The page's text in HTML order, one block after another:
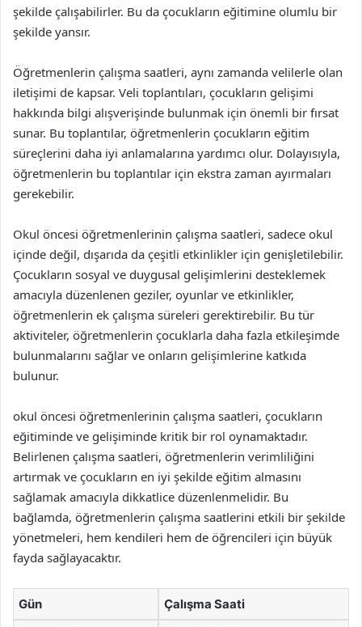
şekilde çalışabilirler. Bu da çocukların eğitimine olumlu bir
şekilde yansır.
Öğretmenlerin çalışma saatleri, aynı zamanda velilerle olan
iletişimi de kapsar. Veli toplantıları, çocukların gelişimi
hakkında bilgi alışverişinde bulunmak için önemli bir fırsat
sunar. Bu toplantılar, öğretmenlerin çocukların eğitim
süreçlerini daha iyi anlamalarına yardımcı olur. Dolayısıyla,
öğretmenlerin bu toplantılar için ekstra zaman ayırmaları
gerekebilir.
Okul öncesi öğretmenlerinin çalışma saatleri, sadece okul
içinde değil, dışarıda da çeşitli etkinlikler için genişletilebilir.
Çocukların sosyal ve duygusal gelişimlerini desteklemek
amacıyla düzenlenen geziler, oyunlar ve etkinlikler,
öğretmenlerin ek çalışma süreleri gerektirebilir. Bu tür
aktiviteler, öğretmenlerin çocuklarla daha fazla etkileşimde
bulunmalarını sağlar ve onların gelişimlerine katkıda
bulunur.
okul öncesi öğretmenlerinin çalışma saatleri, çocukların
eğitiminde ve gelişiminde kritik bir rol oynamaktadır.
Belirlenen çalışma saatleri, öğretmenlerin verimliliğini
artırmak ve çocukların en iyi şekilde eğitim almasını
sağlamak amacıyla dikkatlice düzenlenmelidir. Bu
bağlamda, öğretmenlerin çalışma saatlerini etkili bir şekilde
yönetmeleri, hem kendileri hem de öğrencileri için büyük
fayda sağlayacaktır.
Gün Çalışma Saati